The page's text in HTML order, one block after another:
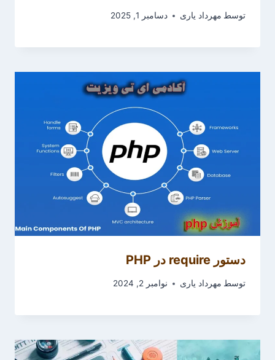
توسط مهرداد یاری دسامبر 1, 2025
دستور require در PHP
توسط مهرداد یاری نوامبر 2, 2024